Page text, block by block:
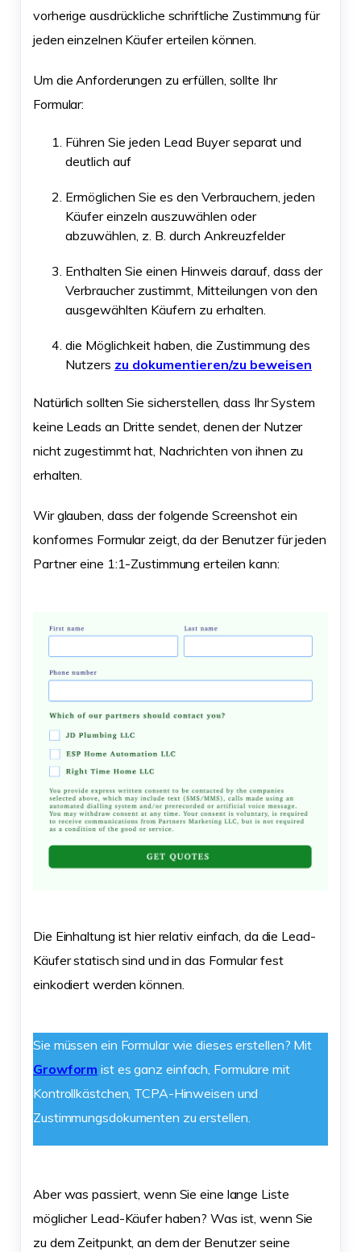
vorherige ausdrückliche schriftliche Zustimmung für
jeden einzelnen Käufer erteilen können.
Um die Anforderungen zu erfüllen, sollte Ihr
Formular:
Führen Sie jeden Lead Buyer separat und
deutlich auf
Ermöglichen Sie es den Verbrauchern, jeden
Käufer einzeln auszuwählen oder
abzuwählen, z. B. durch Ankreuzfelder
Enthalten Sie einen Hinweis darauf, dass der
Verbraucher zustimmt, Mitteilungen von den
ausgewählten Käufern zu erhalten.
die Möglichkeit haben, die Zustimmung des
Nutzers zu dokumentieren/zu beweisen
Natürlich sollten Sie sicherstellen, dass Ihr System
keine Leads an Dritte sendet, denen der Nutzer
nicht zugestimmt hat, Nachrichten von ihnen zu
erhalten.
Wir glauben, dass der folgende Screenshot ein
konformes Formular zeigt, da der Benutzer für jeden
Partner eine 1:1-Zustimmung erteilen kann:
Die Einhaltung ist hier relativ einfach, da die Lead-
Käufer statisch sind und in das Formular fest
einkodiert werden können.
Sie müssen ein Formular wie dieses erstellen? Mit
Growform ist es ganz einfach, Formulare mit
Kontrollkästchen, TCPA-Hinweisen und
Zustimmungsdokumenten zu erstellen.
Aber was passiert, wenn Sie eine lange Liste
möglicher Lead-Käufer haben? Was ist, wenn Sie
zu dem Zeitpunkt, an dem der Benutzer seine